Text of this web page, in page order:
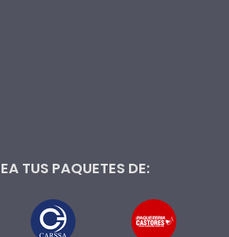
TUS PAQUETES DE: